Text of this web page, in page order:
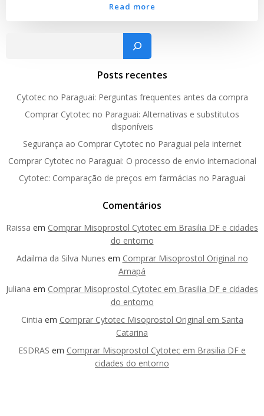
Read more
Pesquisar
Posts recentes
Cytotec no Paraguai: Perguntas frequentes antes da compra
Comprar Cytotec no Paraguai: Alternativas e substitutos
disponíveis
Segurança ao Comprar Cytotec no Paraguai pela internet
Comprar Cytotec no Paraguai: O processo de envio internacional
Cytotec: Comparação de preços em farmácias no Paraguai
Comentários
Raissa em Comprar Misoprostol Cytotec em Brasilia DF e cidades
do entorno
Adailma da Silva Nunes em Comprar Misoprostol Original no
Amapá
Juliana em Comprar Misoprostol Cytotec em Brasilia DF e cidades
do entorno
Cintia em Comprar Cytotec Misoprostol Original em Santa
Catarina
ESDRAS em Comprar Misoprostol Cytotec em Brasilia DF e
cidades do entorno